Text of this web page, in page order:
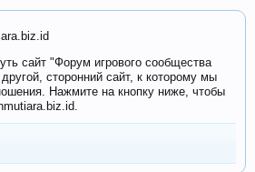
сайт "Форум игрового сообщества
сторонний сайт, к которому мы
Нажмите на кнопку ниже, чтобы